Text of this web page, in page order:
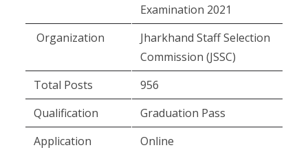
Examination 2021
Organization
Jharkhand Staff Selection
Commission (JSSC)
Total Posts
956
Qualification
Graduation Pass
Application
Online